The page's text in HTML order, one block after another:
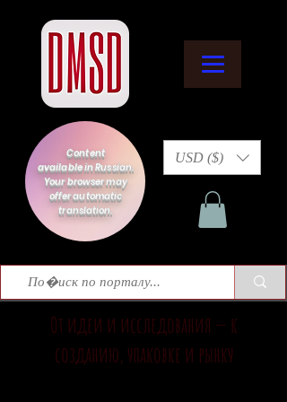
Content
available in Russian.
Your browser may
offer automatic
translation.
USD ($)
От идеи и исследования — к
созданию, упаковке и рынку